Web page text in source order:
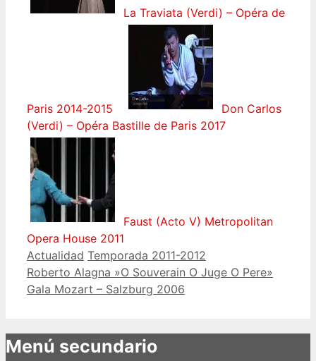
La Traviata (Verdi) – Opéra de
Paris 2014-2015
Don Carlos
(Verdi) – Opéra Bastille de Paris 2017
Faust (Acto V) Metropolitan
Opera House 2011
Categorías
Actualidad Etiquetas
Temporada 2011-2012
Roberto Alagna »O Souverain O Juge O Pere»
Gala Mozart – Salzburg 2006
Menú secundario